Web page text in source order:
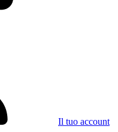
Il tuo account